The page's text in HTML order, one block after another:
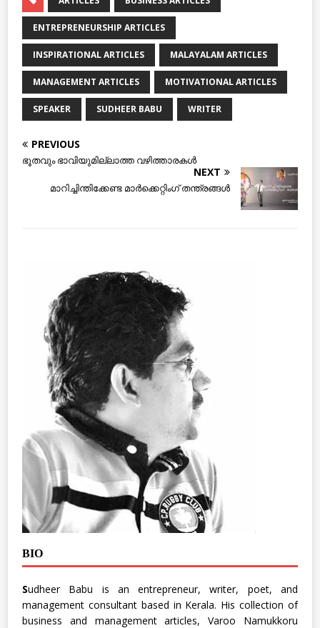
ENTREPRENEURSHIP ARTICLES
INSPIRATIONAL ARTICLES MALAYALAM ARTICLES
MANAGEMENT ARTICLES MOTIVATIONAL ARTICLES
SPEAKER SUDHEER BABU WRITER
PREVIOUS
ഭൂതവും ഭാവിയുമില്ലാത്ത വഴിത്താരകള്‍
NEXT
മാറിച്ചിന്തിക്കേണ്ട മാര്‍ക്കെറ്റിംഗ് തന്ത്രങ്ങള്‍
BIO
Sudheer Babu is an entrepreneur, writer, poet, and
management consultant based in Kerala. His collection of
business and management articles, Varoo Namukkoru